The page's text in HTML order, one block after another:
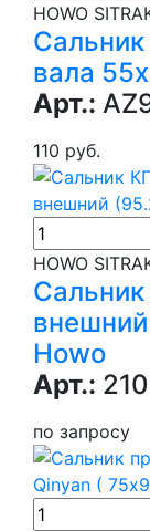
HOWO
вала
Арт.:
110 руб.
HOWO
Howo
Арт.:
по запросу